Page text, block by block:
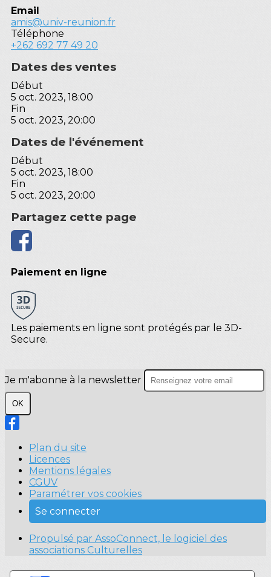
Email
amis@univ-reunion.fr
Téléphone
+262 692 77 49 20
Dates des ventes
Début
5 oct. 2023, 18:00
Fin
5 oct. 2023, 20:00
Dates de l'événement
Début
5 oct. 2023, 18:00
Fin
5 oct. 2023, 20:00
Partagez cette page
Paiement en ligne
Les paiements en ligne sont protégés par le 3D-
Secure.
Je m'abonne à la newsletter
OK
Plan du site
Licences
Mentions légales
CGUV
Paramétrer vos cookies
Se connecter
Propulsé par AssoConnect, le logiciel des
associations Culturelles